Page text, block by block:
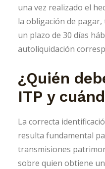
una vez realizado el
la obligación de
un plazo de 30 días
autoliquidación
¿Quién
ITP y
La correcta
resulta fundamental
transmisiones
sobre quien obtiene